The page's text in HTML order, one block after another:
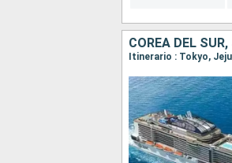
COREA DEL
Itinerario : Tokyo,